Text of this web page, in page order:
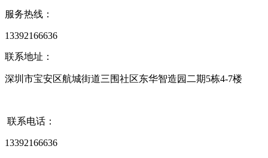
服务热线：
13392166636
联系地址：
深圳市宝安区航城街道三围社区东华智造园二期5栋4-7楼
联系电话：
13392166636